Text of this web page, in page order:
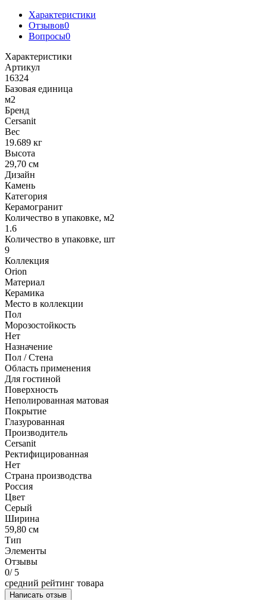
Характеристики
Отзывов0
Вопросы0
Характеристики
Артикул
16324
Базовая единица
м2
Бренд
Cersanit
Вес
19.689 кг
Высота
29,70 см
Дизайн
Камень
Категория
Керамогранит
Количество в упаковке, м2
1.6
Количество в упаковке, шт
9
Коллекция
Orion
Материал
Керамика
Место в коллекции
Пол
Морозостойкость
Нет
Назначение
Пол / Стена
Область применения
Для гостиной
Поверхность
Неполированная матовая
Покрытие
Глазурованная
Производитель
Cersanit
Ректифицированная
Нет
Страна производства
Россия
Цвет
Серый
Ширина
59,80 см
Тип
Элементы
Отзывы
0/ 5
средний рейтинг товара
Написать отзыв